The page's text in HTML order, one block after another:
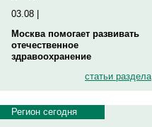
03.08 |
Москва помогает развивать
отечественное
здравоохранение
статьи раздела
Регион сегодня